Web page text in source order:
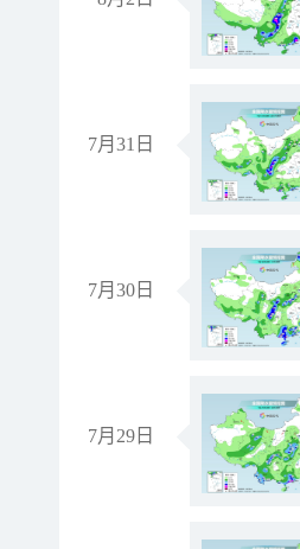
7月31日
7月30日
7月29日